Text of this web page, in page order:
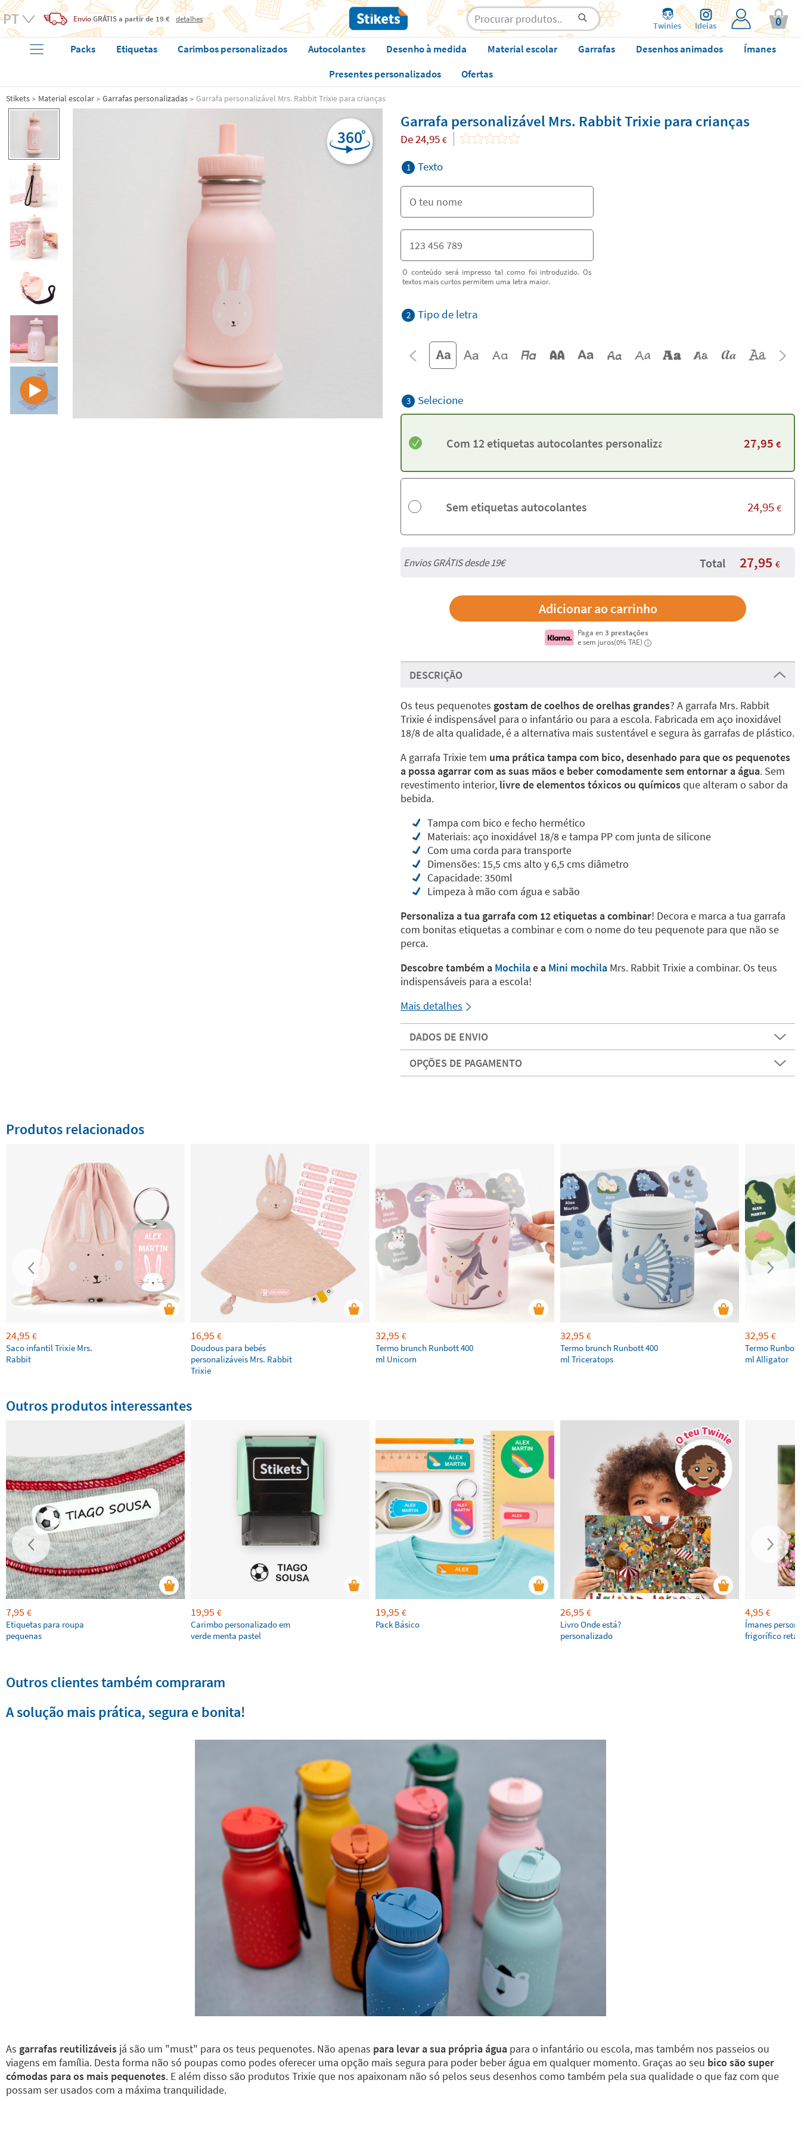
EnvioGRÁTISa partir de 19 € detalhes
Twinies Ideias 0
Packs Etiquetas Carimbos personalizados Autocolantes Desenho à medida Material escolar Garrafas Desenhos animados
Ímanes
Presentes personalizados
Ofertas
Stikets Material escolar Garrafas personalizadas Garrafa personalizável Mrs. Rabbit Trixie para crianças
Garrafa personalizável Mrs. Rabbit Trixie para crianças
De24,95 €
1 Texto
O conteúdo será impresso tal como foi introduzido. Os
textos mais curtos permitem uma letra maior.
2 Tipo de letra
3 Selecione
Com 12 etiquetas autocolantes personalizadas 27,95 €
Sem etiquetas autocolantes 24,95 €
Envios GRÁTIS desde 19€ Total 27,95 €
Paga en3 prestações
e sem juros(0% TAE)
i
DESCRIÇÃO
Os teus pequenotes gostam de coelhos de orelhas grandes? A garrafa Mrs. Rabbit
Trixie é indispensável para o infantário ou para a escola. Fabricada em aço inoxidável
18/8 de alta qualidade, é a alternativa mais sustentável e segura às garrafas de plástico.
A garrafa Trixie tem uma prática tampa com bico, desenhado para que os pequenotes
a possa agarrar com as suas mãos e beber comodamente sem entornar a água. Sem
revestimento interior, livre de elementos tóxicos ou químicosque alteram o sabor da
bebida.
Tampa com bico e fecho hermético
Materiais: aço inoxidável 18/8 e tampa PP com junta de silicone
Com uma corda para transporte
Dimensões: 15,5 cms alto y 6,5 cms diâmetro
Capacidade: 350ml
Limpeza à mão com água e sabão
Personaliza a tua garrafa com 12 etiquetas a combinar! Decora e marca a tua garrafa
com bonitas etiquetas a combinar e com o nome do teu pequenote para que não se
perca.
Descobre também a Mochilae a Mini mochila Mrs. Rabbit Trixie a combinar. Os teus
indispensáveis para a escola!
Mais detalhes
DADOS DE ENVIO
OPÇÕES DE PAGAMENTO
Produtos relacionados
24,95 €
Saco infantil Trixie Mrs.
Rabbit
16,95 €
Doudous para bebés
personalizáveis Mrs. Rabbit
Trixie
32,95 €
Termo brunch Runbott 400
ml Unicorn
32,95 €
Termo brunch Runbott 400
ml Triceratops
32,95 €
Termo
ml Alligator
Outros produtos interessantes
7,95 €
Etiquetas para roupa
pequenas
19,95 €
Carimbo personalizado em
verde menta pastel
19,95 €
Pack Básico
26,95 €
Livro Onde está?
personalizado
4,95 €
Ímanes
frigorífico
Outros clientes também compraram
A solução mais prática, segura e bonita!
As garrafas reutilizáveis já são um "must" para os teus pequenotes. Não apenas para levar a sua própria água para o infantário ou escola, mas também nos passeios ou
viagens em família. Desta forma não só poupas como podes oferecer uma opção mais segura para poder beber água em qualquer momento. Graças ao seu bico são super
cómodas para os mais pequenotes. E além disso são produtos Trixie que nos apaixonam não só pelos seus desenhos como também pela sua qualidade o que faz com que
possam ser usados com a máxima tranquilidade.